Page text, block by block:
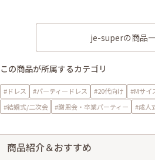
je-superの商品
この商品が所属するカテゴリ
#ドレス #パーティードレス #20代向け #Mサイ
#結婚式/二次会
#謝恩会・卒業パーティー #成人
商品紹介＆おすすめ